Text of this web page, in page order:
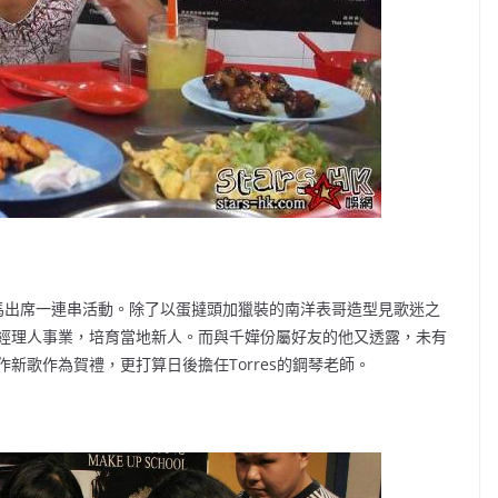
席一連串活動。除了以蛋撻頭加獵裝的南洋表哥造型見歌迷之
人事業，培育當地新人。而與千嬅份屬好友的他又透露，未有
歌作為賀禮，更打算日後擔任Torres的鋼琴老師。